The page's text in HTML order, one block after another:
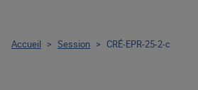
Accueil > Session > CRÉ-EPR-25-2-c